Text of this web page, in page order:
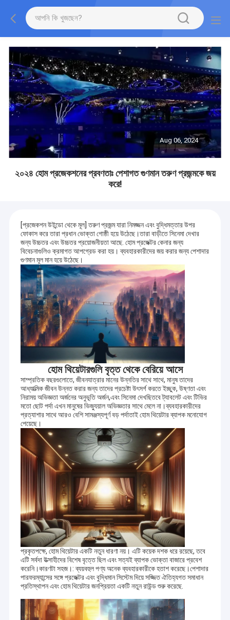
Aug 06, 2024
২০২৪ হোম প্রজেকশনের প্রবণতাঃ পেশাগত গুণমান তরুণ প্রজন্মকে জয়
করে!
[প্রজেকশন উইন্ডো থেকে মূল] তরুণ প্রজন্ম যারা নিমজ্জন এবং বুদ্ধিমত্তার উপর
ফোকাস করে তারা প্রধান ভোক্তা গোষ্ঠী হয়ে উঠেছে।তারা বাড়ীতে সিনেমা দেখার
জন্য উচ্চতর এবং উচ্চতর প্রয়োজনীয়তা আছে. হোম প্রজেক্টর কেনার জন্য
বিবেচনাগুলিও ক্রমাগত আপগ্রেড করা হয়। ব্যবহারকারীদের জয় করার জন্য পেশাদার
গুণমান মূল মান হয়ে উঠেছে।
হোম থিয়েটারগুলি বৃত্ত থেকে বেরিয়ে আসে
সাম্প্রতিক বছরগুলোতে, জীবনযাত্রার মানের উন্নতির সাথে সাথে, মানুষ তাদের
আধ্যাত্মিক জীবন উন্নত করার জন্য তাদের প্রচেষ্টা উৎসর্গ করতে ইচ্ছুক, উষ্ণতা এবং
নিরাময় অভিজ্ঞতা অর্জনের অনুভূতি অর্জন,এবং সিনেমা দেখছিতবে ট্যাবলেট এবং টিভির
মতো ছোট পর্দা এখন মানুষের ভিজ্যুয়াল অভিজ্ঞতার সাথে মেলে না।ব্যবহারকারীদের
প্রত্যাশার সাথে আরও বেশি সামঞ্জস্যপূর্ণ বড় পর্দাতাই হোম থিয়েটার ব্যাপক মনোযোগ
পেয়েছে।
প্রকৃতপক্ষে, হোম থিয়েটার একটি নতুন ধারণা নয়। এটি কয়েক দশক ধরে রয়েছে, তবে
এটি সর্বদা উত্সাহীদের বিশেষ বৃত্তে ছিল এবং সত্যই ব্যাপক ভোক্তা বাজারে প্রবেশ
করেনি।কারণটা সহজ।: ব্যয়বহুল পণ্য অনেক ব্যবহারকারীকে হতাশ করেছে।পেশাদার
পারফরম্যান্সের সঙ্গে প্রজেক্টর এবং বুদ্ধিমান সিস্টেম দিয়ে সজ্জিত ঐতিহ্যগত সমাধান
প্রতিস্থাপন এবং হোম থিয়েটার জনপ্রিয়তা একটি নতুন রাউন্ড শুরু করেছে.